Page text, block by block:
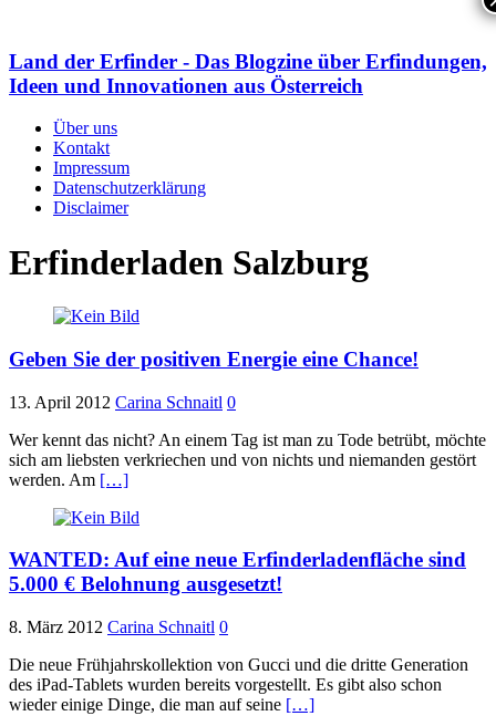
Land der Erfinder - Das Blogzine über Erfindungen,
Ideen und Innovationen aus Österreich
Über uns
Kontakt
Impressum
Datenschutzerklärung
Disclaimer
Erfinderladen Salzburg
Geben Sie der positiven Energie eine Chance!
13. April 2012 Carina Schnaitl 0
Wer kennt das nicht? An einem Tag ist man zu Tode betrübt, möchte
sich am liebsten verkriechen und von nichts und niemanden gestört
werden. Am […]
WANTED: Auf eine neue Erfinderladenfläche sind
5.000 € Belohnung ausgesetzt!
8. März 2012 Carina Schnaitl 0
Die neue Frühjahrskollektion von Gucci und die dritte Generation
des iPad-Tablets wurden bereits vorgestellt. Es gibt also schon
wieder einige Dinge, die man auf seine […]